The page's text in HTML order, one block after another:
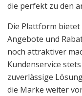
die perfekt zu den
Die Plattform
Angebote und
noch attraktiver
Kundenservice
zuverlässige
die Marke weiter